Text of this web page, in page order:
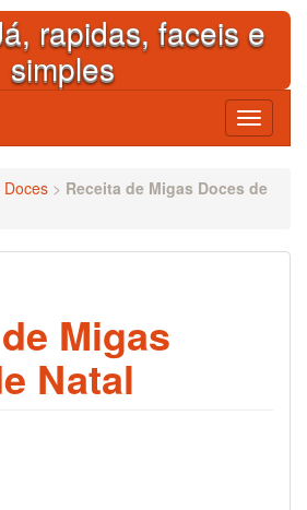
rapidas, faceis e
simples
Toggle
Doces > Receita de Migas Doces de
Migas
Natal